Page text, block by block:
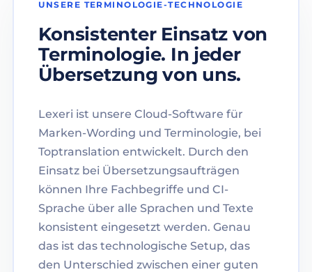
UNSERE TERMINOLOGIE-TECHNOLOGIE
Konsistenter Einsatz von
Terminologie. In jeder
Übersetzung von uns.
Lexeri ist unsere Cloud-Software für
Marken-Wording und Terminologie, bei
Toptranslation entwickelt. Durch den
Einsatz bei Übersetzungsaufträgen
können Ihre Fachbegriffe und CI-
Sprache über alle Sprachen und Texte
konsistent eingesetzt werden. Genau
das ist das technologische Setup, das
den Unterschied zwischen einer guten